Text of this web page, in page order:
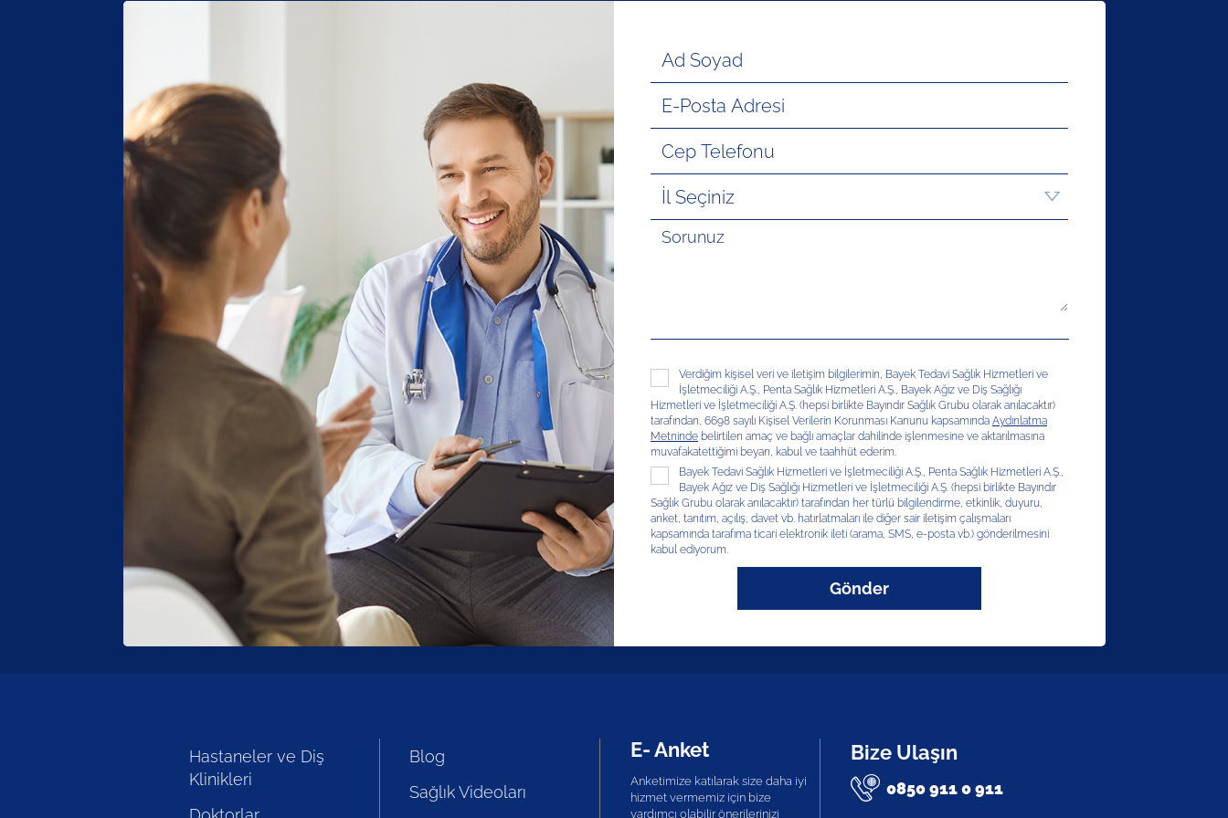
Verdiğim kişisel veri ve iletişim bilgilerimin, Bayek Tedavi Sağlık Hizmetleri ve
İşletmeciliği A.Ş., Penta Sağlık Hizmetleri A.Ş., Bayek Ağız ve Diş Sağlığı
Hizmetleri ve İşletmeciliği A.Ş. (hepsi birlikte Bayındır Sağlık Grubu olarak anılacaktır)
tarafından, 6698 sayılı Kişisel Verilerin Korunması Kanunu kapsamında Aydınlatma
Metninde belirtilen amaç ve bağlı amaçlar dahilinde işlenmesine ve aktarılmasına
muvafakatettiğimi beyan, kabul ve taahhüt ederim.
Bayek Tedavi Sağlık Hizmetleri ve İşletmeciliği A.Ş., Penta Sağlık Hizmetleri A.Ş.,
Bayek Ağız ve Diş Sağlığı Hizmetleri ve İşletmeciliği A.Ş. (hepsi birlikte Bayındır
Sağlık Grubu olarak anılacaktır) tarafından her türlü bilgilendirme, etkinlik, duyuru,
anket, tanıtım, açılış, davet vb. hatırlatmaları ile diğer sair iletişim çalışmaları
kapsamında tarafıma ticari elektronik ileti (arama, SMS, e-posta vb.) gönderilmesini
kabul ediyorum.
Gönder
Hastaneler ve Diş
Klinikleri
Blog
Sağlık Videoları
E- Anket
Anketimize katılarak size daha iyi
hizmet vermemiz için bize
yardımcı olabilir önerilerinizi
Bize Ulaşın
0850 911 0 911